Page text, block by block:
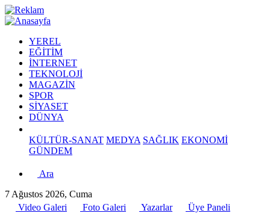
YEREL
EĞİTİM
İNTERNET
TEKNOLOJİ
MAGAZİN
SPOR
SİYASET
DÜNYA
KÜLTÜR-SANAT MEDYA SAĞLIK EKONOMİ
GÜNDEM
Ara
7 Ağustos 2026, Cuma
Video Galeri
Foto Galeri Yazarlar
Üye Paneli